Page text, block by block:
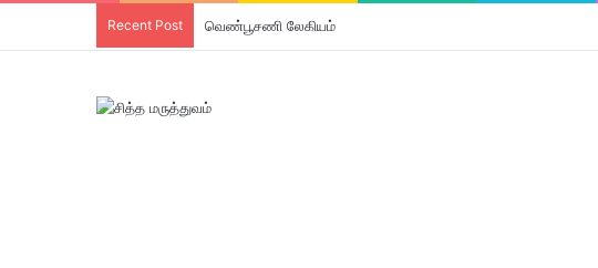
Recent Post திரிபலா லேகியம்